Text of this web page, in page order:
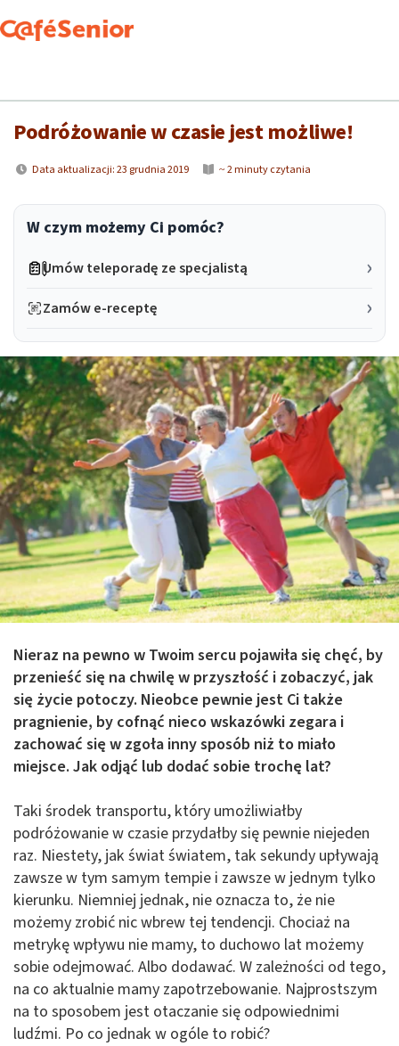
Podróżowanie w czasie jest możliwe!
Data aktualizacji: 23 grudnia 2019 ~ 2 minuty czytania
W czym możemy Ci pomóc?
Umów teleporadę ze specjalistą
Zamów e-receptę
Nieraz na pewno w Twoim sercu pojawiła się chęć, by
przenieść się na chwilę w przyszłość i zobaczyć, jak
się życie potoczy. Nieobce pewnie jest Ci także
pragnienie, by cofnąć nieco wskazówki zegara i
zachować się w zgoła inny sposób niż to miało
miejsce. Jak odjąć lub dodać sobie trochę lat?
Taki środek transportu, który umożliwiałby
podróżowanie w czasie przydałby się pewnie niejeden
raz. Niestety, jak świat światem, tak sekundy upływają
zawsze w tym samym tempie i zawsze w jednym tylko
kierunku. Niemniej jednak, nie oznacza to, że nie
możemy zrobić nic wbrew tej tendencji. Chociaż na
metrykę wpływu nie mamy, to duchowo lat możemy
sobie odejmować. Albo dodawać. W zależności od tego,
na co aktualnie mamy zapotrzebowanie. Najprostszym
na to sposobem jest otaczanie się odpowiednimi
ludźmi. Po co jednak w ogóle to robić?